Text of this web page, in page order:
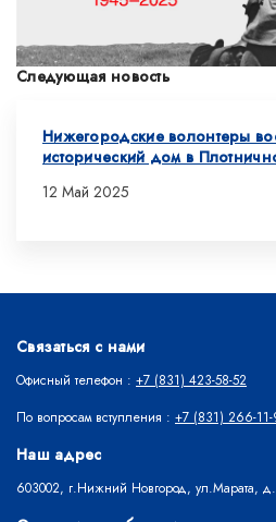
Следующая новость
Нижегородские волонтеры
исторический дом в
12 Май 2025
Связаться с нами
Офисный телефон : +7 (831) 423-58-52
По вопросам вступления : +7 (831) 266-
Наш адрес
603002, г.Нижний Новгород, ул.Марата,